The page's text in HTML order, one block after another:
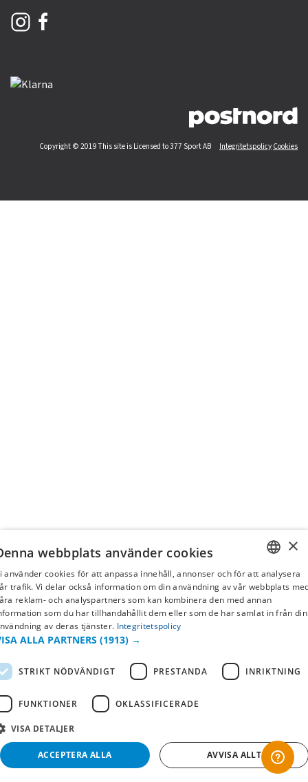
Copyright © 2019 This site is Licensed to 377 Sport AB Integritetspolicy Cookies
SWEDISH
FI
×
webbplats använder cookies
använder cookies för att anpassa innehåll, annonser och för att analysera
trafik. Vi delar också information om din användning av vår webbplats
reklam- och analyspartners som kan kombinera den med annan
som du har tillhandahållit dem eller som de har samlat in från din
av deras tjänster. Integritetspolicy
ALLA PARTNERS (1913) →
STRIKT NÖDVÄNDIGT PRESTANDA INRIKTNING
FUNKTIONER OKLASSIFICERADE
VISA DETALJER
ACCEPTERA ALLA AVVISA ALLT